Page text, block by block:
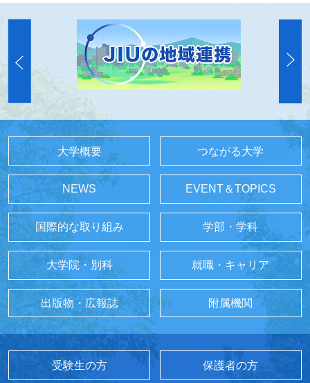
大学概要 つながる大学
NEWS EVENT＆TOPICS
国際的な取り組み 学部・学科
大学院・別科 就職・キャリア
出版物・広報誌 附属機関
受験生の方 保護者の方